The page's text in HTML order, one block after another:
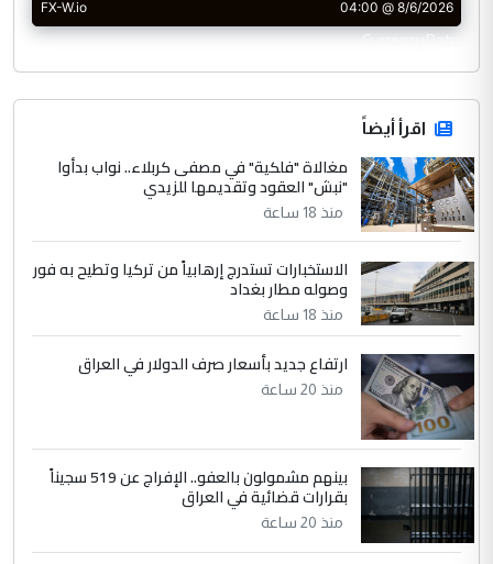
CurrencyRate
اقرأ أيضاً
مغالاة "فلكية" في مصفى كربلاء.. نواب بدأوا
"نبش" العقود وتقديمها للزيدي
منذ 18 ساعة
الاستخبارات تستدرج إرهابياً من تركيا وتطيح به فور
وصوله مطار بغداد
منذ 18 ساعة
ارتفاع جديد بأسعار صرف الدولار في العراق
منذ 20 ساعة
بينهم مشمولون بالعفو.. الإفراج عن 519 سجيناً
بقرارات قضائية في العراق
منذ 20 ساعة